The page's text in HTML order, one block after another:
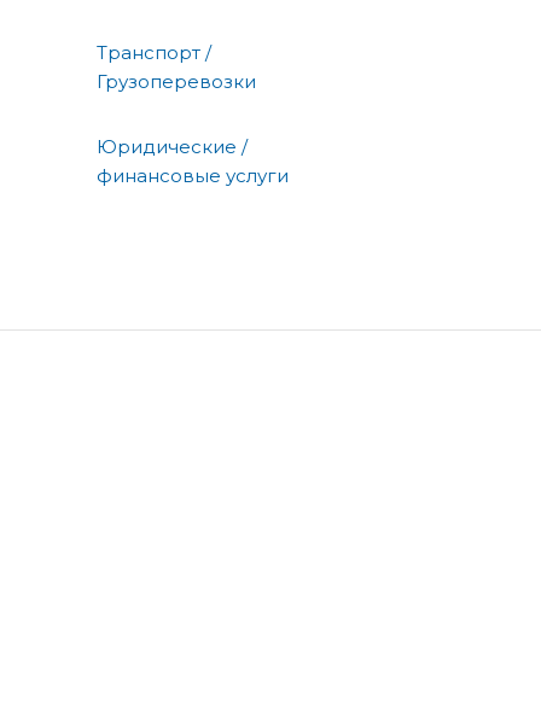
Транспорт /
Грузоперевозки
Юридические /
финансовые услуги